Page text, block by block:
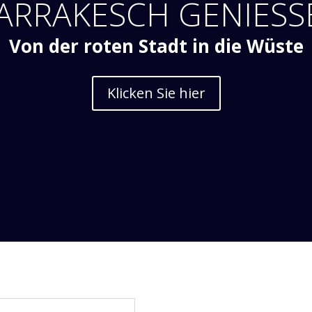
Von der roten Stadt in die Wüste
Klicken Sie hier